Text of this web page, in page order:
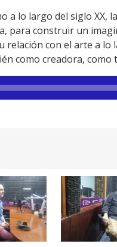
a lo largo del siglo
para construir un
con el arte a
como creadora, como